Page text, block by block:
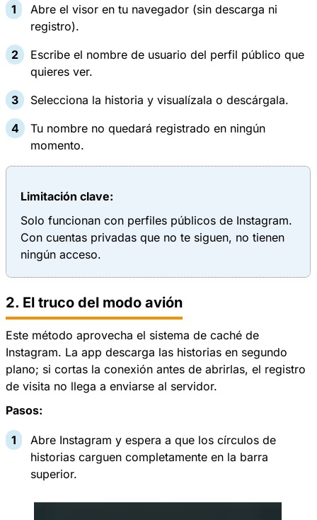
Abre el visor en tu navegador (sin descarga ni
registro).
Escribe el nombre de usuario del perfil público que
quieres ver.
Selecciona la historia y visualízala o descárgala.
Tu nombre no quedará registrado en ningún
momento.
Limitación clave:
Solo funcionan con perfiles públicos de Instagram.
Con cuentas privadas que no te siguen, no tienen
ningún acceso.
2. El truco del modo avión
Este método aprovecha el sistema de caché de
Instagram. La app descarga las historias en segundo
plano; si cortas la conexión antes de abrirlas, el registro
de visita no llega a enviarse al servidor.
Pasos:
Abre Instagram y espera a que los círculos de
historias carguen completamente en la barra
superior.